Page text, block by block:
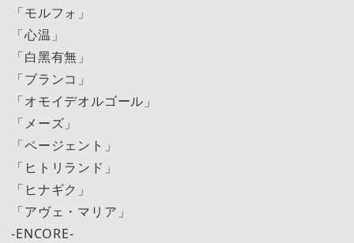
「モルフォ」
「心温」
「白黑有無」
「ブランコ」
「オモイデオルゴール」
「メーズ」
「ページェント」
「ヒトリランド」
「ヒナギク」
「アヴェ・マリア」
-ENCORE-